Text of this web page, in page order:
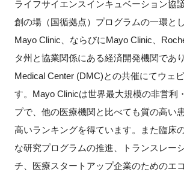
イベントお知らせメール登録
ライフサイエンスインキュベーション協
創の場（国循拠点）プログラムの一環と
Mayo Clinic、ならびにMayo Clinic、
タ州と協業関係にある経済開発機関であ
Medical Center (DMC)との共催にてウェ
す。Mayo Clinicは世界最大規模の非営利
プで、他の医療機関と比べても質の高い
高いランキングを得ています。また臨床
な研究プログラムの推進、トランスレー
チ、医療スタートアップ企業のためのエ